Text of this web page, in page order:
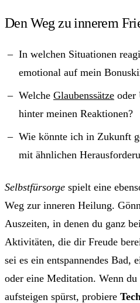
Den Weg zu innerem
In welchen Situationen
emotional auf mein
Welche Glaubenssätze oder
hinter meinen Reaktionen?
Wie könnte ich in Zukunft
mit ähnlichen
Selbstfürsorge spielt eine
Weg zur inneren Heilung.
Auszeiten, in denen du ganz
Aktivitäten, die dir Freude
sei es ein entspannendes Bad,
oder eine Meditation. Wenn
aufsteigen spürst, probiere